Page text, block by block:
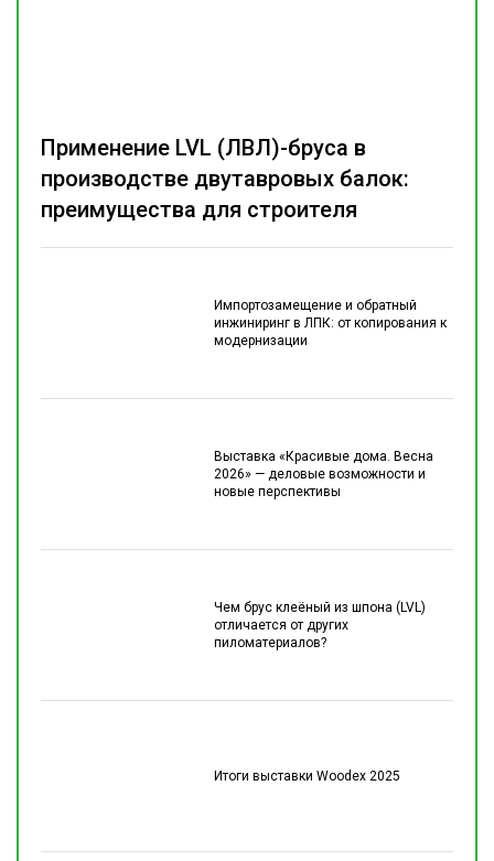
Импортозамещение и обратный
инжиниринг в ЛПК: от копирования к
модернизации
Выставка «Красивые дома. Весна
2026» — деловые возможности и
новые перспективы
Чем брус клеёный из шпона (LVL)
отличается от других
пиломатериалов?
Итоги выставки Woodex 2025
Применение LVL (ЛВЛ)-бруса в
производстве двутавровых балок:
преимущества для строителя